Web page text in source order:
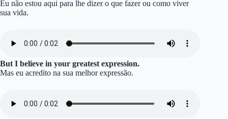
Eu não estou aqui para lhe dizer o que fazer ou como viver
sua vida.
But I believe in your greatest expression.
Mas eu acredito na sua melhor expressão.